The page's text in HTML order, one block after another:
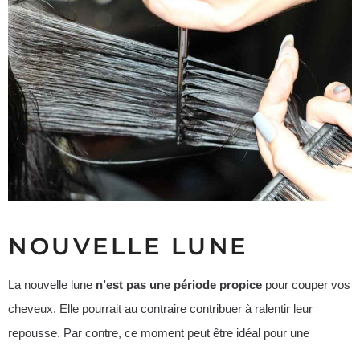
NOUVELLE LUNE
La nouvelle lune n’est pas une période propice pour couper vos
cheveux. Elle pourrait au contraire contribuer à ralentir leur
repousse. Par contre, ce moment peut être idéal pour une